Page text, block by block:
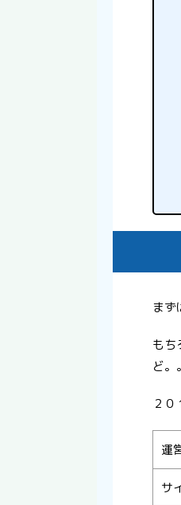
まず
もち
ど。
２
運
サ